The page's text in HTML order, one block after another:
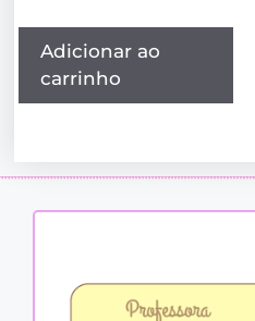
Adicionar ao
carrinho